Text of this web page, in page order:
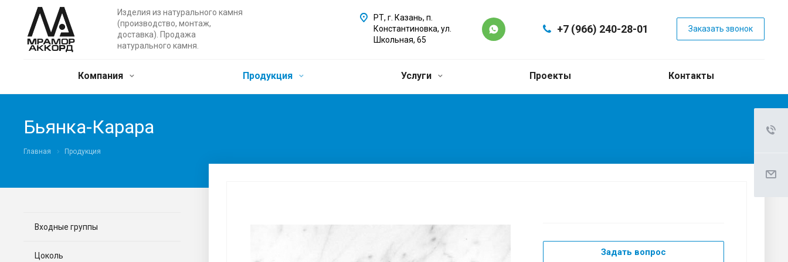
Изделия из натурального камня
(производство, монтаж,
доставка). Продажа
натурального камня.
+7 (966) 240-28-01 Заказать звонок
РТ, г. Казань, п.
Константиновка, ул.
Школьная, 65
Компания Продукция Услуги Проекты Контакты
Бьянка-Карара
Главная Продукция
Задать вопрос
Входные группы
Цоколь